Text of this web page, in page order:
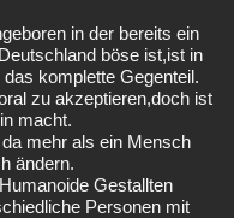
in der bereits ein
böse ist,ist in
komplette Gegenteil.
zu akzeptieren,doch ist
macht.
mehr als ein Mensch
ändern.
Gestallten
Personen mit